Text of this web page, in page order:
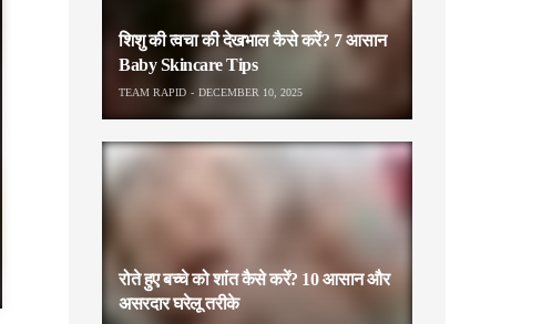
शिशु की त्वचा की देखभाल कैसे करें? 7 आसान
Baby Skincare Tips
TEAM RAPID DECEMBER 10, 2025
रोते हुए बच्चे को शांत कैसे करें? 10 आसान और
असरदार घरेलू तरीके